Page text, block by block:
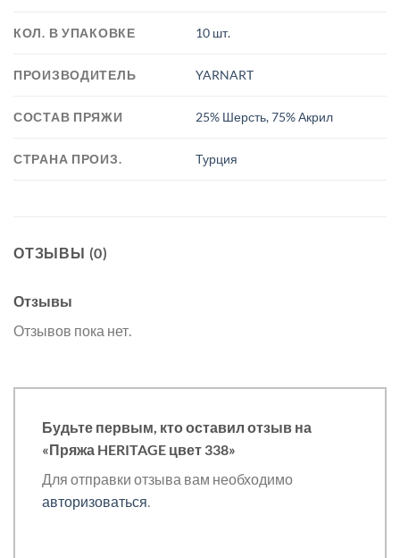
КОЛ. В УПАКОВКЕ 10 шт.
ПРОИЗВОДИТЕЛЬ YARNART
СОСТАВ ПРЯЖИ 25% Шерсть, 75% Акрил
СТРАНА ПРОИЗ. Турция
ОТЗЫВЫ (0)
Отзывы
Отзывов пока нет.
Будьте первым, кто оставил отзыв на
«Пряжа HERITAGE цвет 338»
Для отправки отзыва вам необходимо
авторизоваться